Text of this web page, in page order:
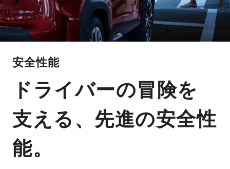
安全性能
ドライバーの冒険を
支える、先進の安全性
能。